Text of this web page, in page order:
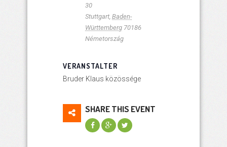
30
Stuttgart Baden-
Württemberg 70186
Németország
VERANSTALTER
Bruder Klaus közössége
SHARE THIS EVENT